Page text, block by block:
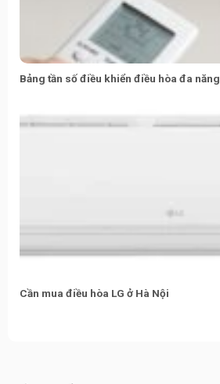
Bảng tần số điều khiển điều hòa đa
Cần mua điều hòa LG ở Hà Nội